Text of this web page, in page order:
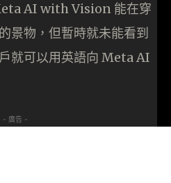
AI with Vision 能在穿
景物，但暫時就未能看到
就可以用英語向 Meta AI
- 廣告 -